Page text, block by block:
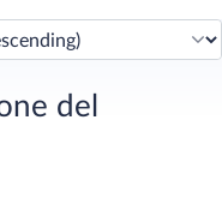
del